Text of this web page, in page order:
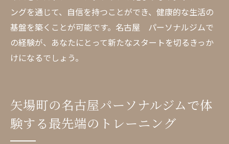
ングを通じて、自信を持つことができ、健康的な生活の
基盤を築くことが可能です。名古屋 パーソナルジムで
の経験が、あなたにとって新たなスタートを切るきっか
けになるでしょう。
矢場町の名古屋パーソナルジムで体
験する最先端のトレーニング